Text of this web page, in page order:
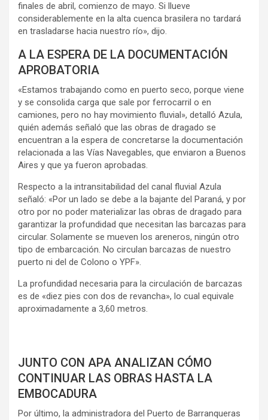
finales de abril, comienzo de mayo. Si llueve
considerablemente en la alta cuenca brasilera no tardará
en trasladarse hacia nuestro río», dijo.
A LA ESPERA DE LA DOCUMENTACIÓN
APROBATORIA
«Estamos trabajando como en puerto seco, porque viene
y se consolida carga que sale por ferrocarril o en
camiones, pero no hay movimiento fluvial», detalló Azula,
quién además señaló que las obras de dragado se
encuentran a la espera de concretarse la documentación
relacionada a las Vías Navegables, que enviaron a Buenos
Aires y que ya fueron aprobadas.
Respecto a la intransitabilidad del canal fluvial Azula
señaló: «Por un lado se debe a la bajante del Paraná, y por
otro por no poder materializar las obras de dragado para
garantizar la profundidad que necesitan las barcazas para
circular. Solamente se mueven los areneros, ningún otro
tipo de embarcación. No circulan barcazas de nuestro
puerto ni del de Colono o YPF».
La profundidad necesaria para la circulación de barcazas
es de «diez pies con dos de revancha», lo cual equivale
aproximadamente a 3,60 metros.
JUNTO CON APA ANALIZAN CÓMO
CONTINUAR LAS OBRAS HASTA LA
EMBOCADURA
Por último, la administradora del Puerto de Barranqueras